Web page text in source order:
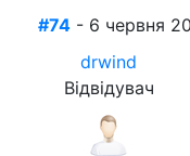
#74 - 6 червня
drwind
Відвідувач